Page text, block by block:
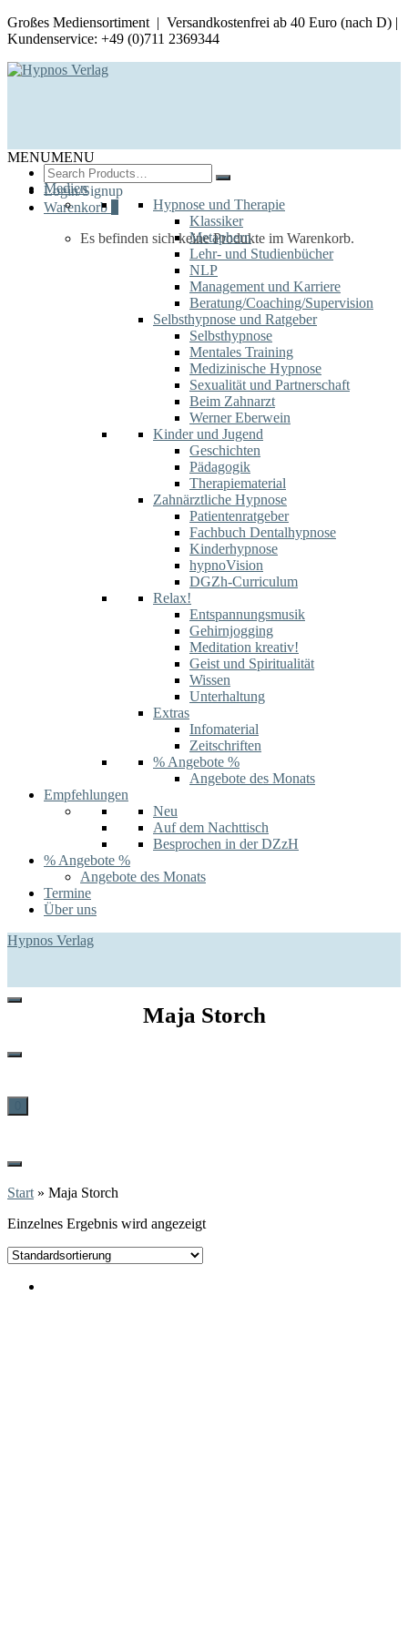
Großes Mediensortiment | Versandkostenfrei ab 40 Euro (nach D) |
Kundenservice: +49 (0)711 2369344
Search
for:
Login/Signup
Warenkorb
Es befinden sich keine Produkte im Warenkorb.
MENUMENU
Medien
Hypnose und Therapie
Klassiker
Metaphern
Lehr- und Studienbücher
NLP
Management und Karriere
Beratung/Coaching/Supervision
Selbsthypnose und Ratgeber
Selbsthypnose
Mentales Training
Medizinische Hypnose
Sexualität und Partnerschaft
Beim Zahnarzt
Werner Eberwein
Kinder und Jugend
Geschichten
Pädagogik
Therapiematerial
Zahnärztliche Hypnose
Patientenratgeber
Fachbuch Dentalhypnose
Kinderhypnose
hypnoVision
DGZh-Curriculum
Relax!
Entspannungsmusik
Gehirnjogging
Meditation kreativ!
Geist und Spiritualität
Wissen
Unterhaltung
Extras
Infomaterial
Zeitschriften
% Angebote %
Angebote des Monats
Empfehlungen
Neu
Auf dem Nachttisch
Besprochen in der DZzH
% Angebote %
Angebote des Monats
Termine
Über uns
Hypnos Verlag
Maja Storch
Start » Maja Storch
Einzelnes Ergebnis wird angezeigt